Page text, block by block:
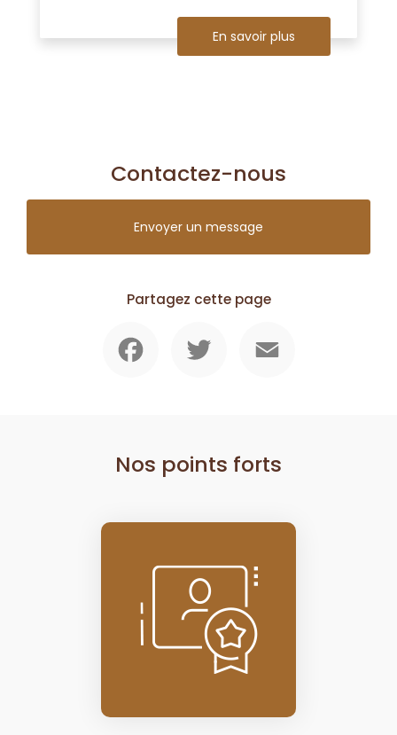
En savoir plus
Contactez-nous
Envoyer un message
Partagez cette page
Nos points forts